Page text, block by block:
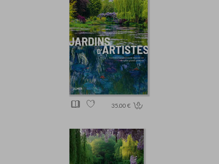
35.00 €